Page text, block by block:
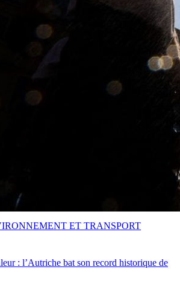
: l’Autriche bat son record historique de
ET TRANSPORT